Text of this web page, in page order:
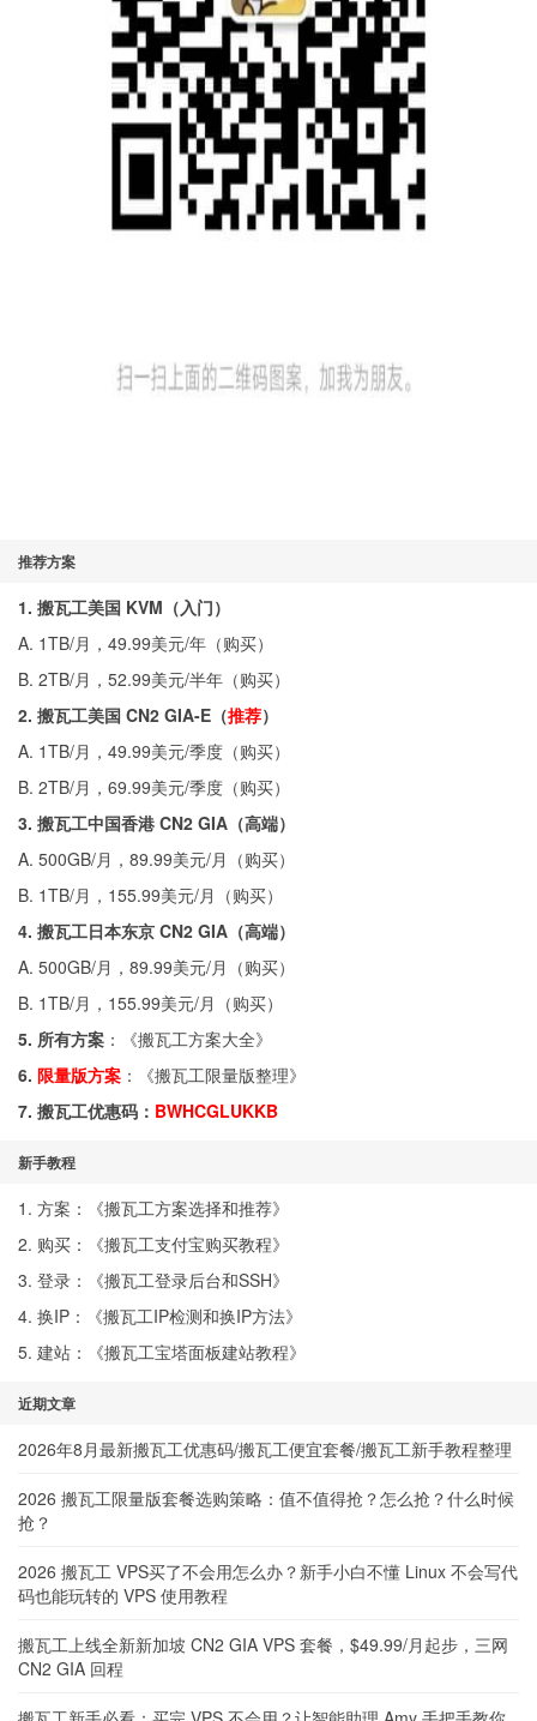
推荐方案
1. 搬瓦工美国 KVM（入门）
A. 1TB/月，49.99美元/年（购买）
B. 2TB/月，52.99美元/半年（购买）
2. 搬瓦工美国 CN2 GIA-E（推荐）
A. 1TB/月，49.99美元/季度（购买）
B. 2TB/月，69.99美元/季度（购买）
3. 搬瓦工中国香港 CN2 GIA（高端）
A. 500GB/月，89.99美元/月（购买）
B. 1TB/月，155.99美元/月（购买）
4. 搬瓦工日本东京 CN2 GIA（高端）
A. 500GB/月，89.99美元/月（购买）
B. 1TB/月，155.99美元/月（购买）
5. 所有方案 ：《搬瓦工方案大全》
6. 限量版方案 ：《搬瓦工限量版整理》
7. 搬瓦工优惠码： BWHCGLUKKB
新手教程
1. 方案：《搬瓦工方案选择和推荐》
2. 购买：《搬瓦工支付宝购买教程》
3. 登录：《搬瓦工登录后台和SSH》
4. 换IP：《搬瓦工IP检测和换IP方法》
5. 建站：《搬瓦工宝塔面板建站教程》
近期文章
2026年8月最新搬瓦工优惠码/搬瓦工便宜套餐/搬瓦工新手教程整理
2026 搬瓦工限量版套餐选购策略：值不值得抢？怎么抢？什么时候
抢？
2026 搬瓦工 VPS买了不会用怎么办？新手小白不懂 Linux 不会写代
码也能玩转的 VPS 使用教程
搬瓦工上线全新新加坡 CN2 GIA VPS 套餐，$49.99/月起步，三网
CN2 GIA 回程